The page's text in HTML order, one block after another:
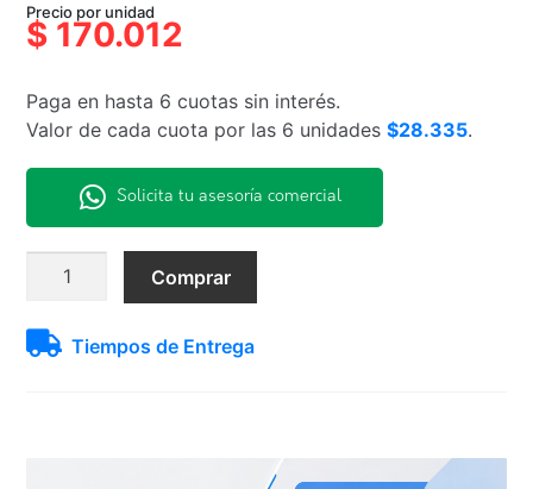
Precio por unidad
$ 170.012
Paga en hasta 6 cuotas sin interés.
Valor de cada cuota por las 6 unidades$28.335.
Solicita tu asesoría comercial
BIKERZ
Comprar
Tiempos de Entrega